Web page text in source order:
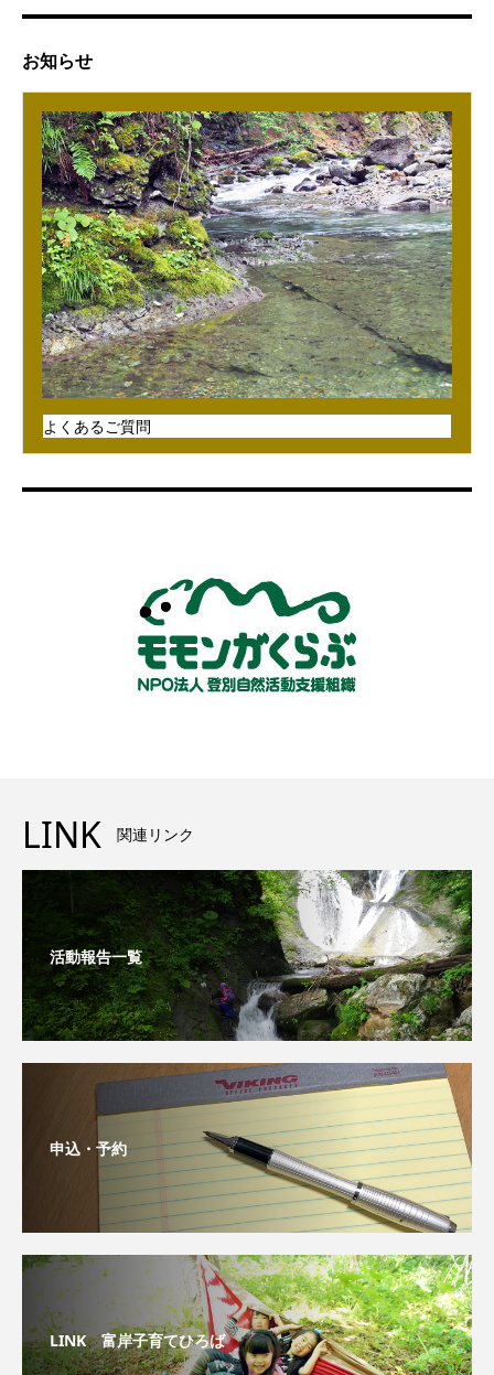
お知らせ
よくあるご質問
LINK 関連リンク
活動報告一覧
申込・予約
LINK 富岸子育てひろば